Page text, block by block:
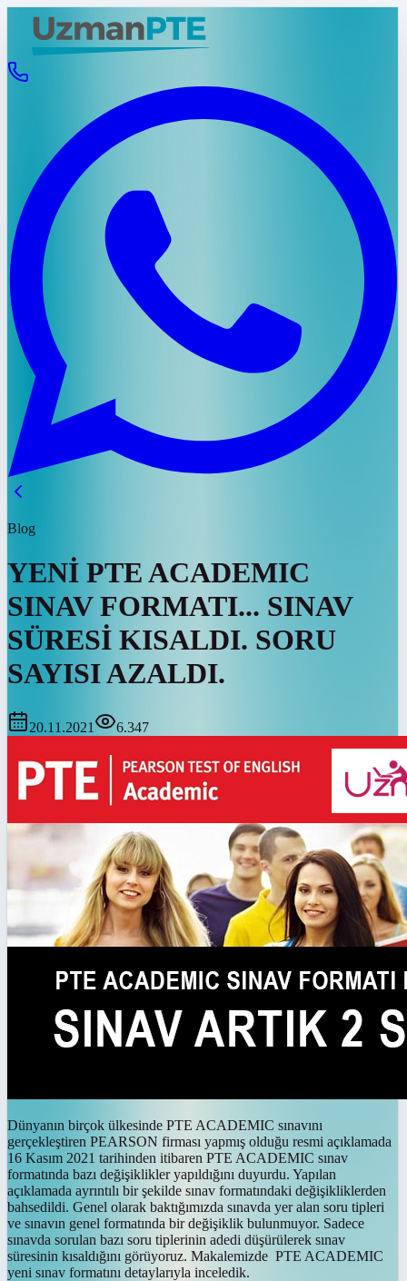
Blog
YENİ PTE ACADEMIC
SINAV FORMATI... SINAV
SÜRESİ KISALDI. SORU
SAYISI AZALDI.
20.11.2021 6.347
Dünyanın birçok ülkesinde PTE ACADEMIC sınavını
gerçekleştiren PEARSON firması yapmış olduğu resmi açıklamada
16 Kasım 2021 tarihinden itibaren PTE ACADEMIC sınav
formatında bazı değişiklikler yapıldığını duyurdu. Yapılan
açıklamada ayrıntılı bir şekilde sınav formatındaki değişikliklerden
bahsedildi. Genel olarak baktığımızda sınavda yer alan soru tipleri
ve sınavın genel formatında bir değişiklik bulunmuyor. Sadece
sınavda sorulan bazı soru tiplerinin adedi düşürülerek sınav
süresinin kısaldığını görüyoruz. Makalemizde PTE ACADEMIC
yeni sınav formatını detaylarıyla inceledik.